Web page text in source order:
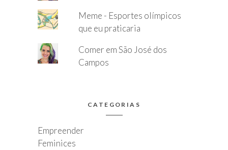
Meme - Esportes olímpicos
que eu praticaria
Comer em São José dos
Campos
CATEGORIAS
Empreender
Feminices